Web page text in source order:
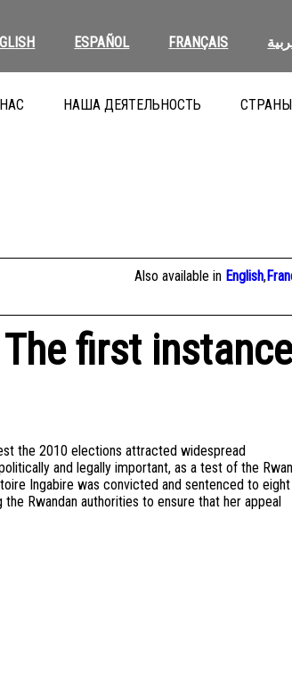
ESPAÑOL FRANÇAIS
НАША ДЕЯТЕЛЬНОСТЬ СТРАНЫ
Also available in English,
first instance
the 2010 elections attracted widespread
and legally important, as a test of the
Ingabire was convicted and sentenced to eight
Rwandan authorities to ensure that her appeal